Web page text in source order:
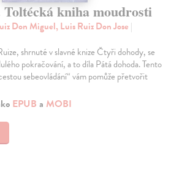
Toltécká kniha moudrosti
Don Miguel, Luis Ruiz Don Jose |
shrnuté v slavné knize Čtyři dohody, se
pokračování, a to díla Pátá dohoda. Tento
sebeovládání“ vám pomůže přetvořit
EPUB a MOBI